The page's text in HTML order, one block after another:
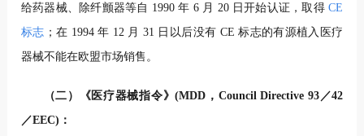
给药器械、除纤颤器等自 1990 年 6 月 20 日开始认证，取得CE
标志 ；在 1994 年 12 月 31 日以后没有 CE 标志的有源植入医疗
器械不能在欧盟市场销售。
（二）《医疗器械指令》(MDD，Council Directive 93／42
／EEC)：